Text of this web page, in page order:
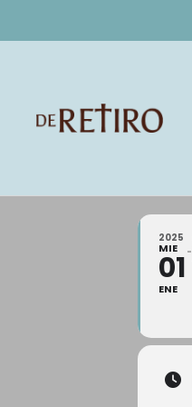
2025
MIE
01
ENE